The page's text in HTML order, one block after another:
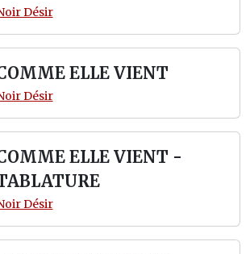
Désir
ELLE VIENT
Désir
ELLE VIENT -
Désir